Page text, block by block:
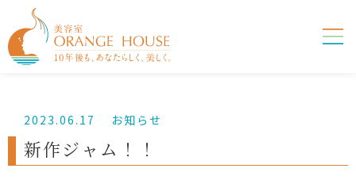
2023.06.17 お知らせ
新作ジャム！！